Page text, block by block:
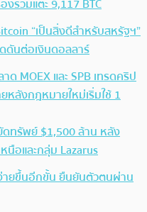
รวมแตะ 9,117 BTC
“เป็นสิ่งดีสำหรับสหรัฐฯ”
ดันต่อเงินดอลลาร์
ด MOEX และ SPB เทรดคริป
ลังกฎหมายใหม่เริ่มใช้ 1
ทรัพย์ $1,500 ล้าน หลัง
นือและกลุ่ม Lazarus
ยขึ้นอีกขั้น ยืนยันตัวตนผ่าน